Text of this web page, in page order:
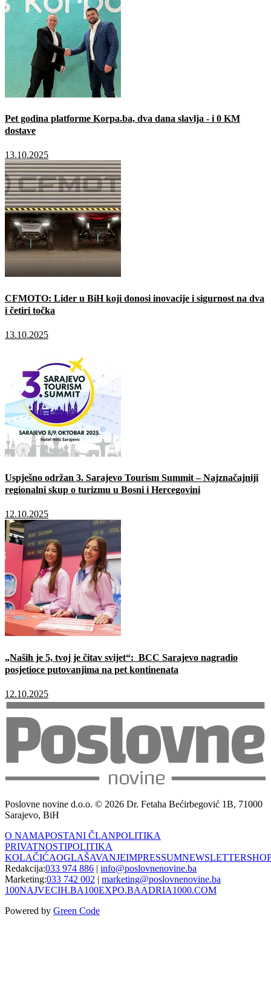
Pet godina platforme Korpa.ba, dva dana slavlja - i 0 KM
dostave
13.10.2025
CFMOTO: Lider u BiH koji donosi inovacije i sigurnost na dva
i četiri točka
13.10.2025
Uspješno održan 3. Sarajevo Tourism Summit – Najznačajniji
regionalni skup o turizmu u Bosni i Hercegovini
12.10.2025
„Naših je 5, tvoj je čitav svijet“: BCC Sarajevo nagradio
posjetioce putovanjima na pet kontinenata
12.10.2025
Poslovne novine d.o.o. © 2026 Dr. Fetaha Bećirbegović 1B, 71000
Sarajevo, BiH
O NAMAPOSTANI ČLANPOLITIKA
PRIVATNOSTIPOLITIKA
KOLAČIĆAOGLAŠAVANJEIMPRESSUMNEWSLETTER
Redakcija:033 974 886 | info@poslovnenovine.ba
Marketing:033 742 002 | marketing@poslovnenovine.ba
100NAJVECIH.BA100EXPO.BAADRIA1000.COM
Powered by Green Code